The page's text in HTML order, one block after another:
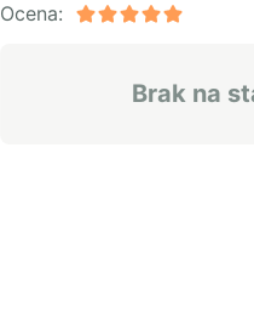
Ocena:
Brak na